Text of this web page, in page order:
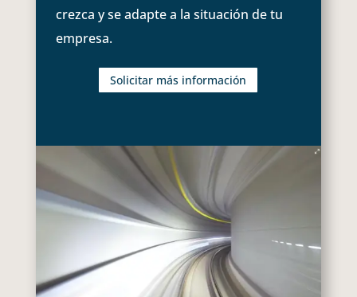
crezca y se adapte a la situación de tu
empresa.
Solicitar más información